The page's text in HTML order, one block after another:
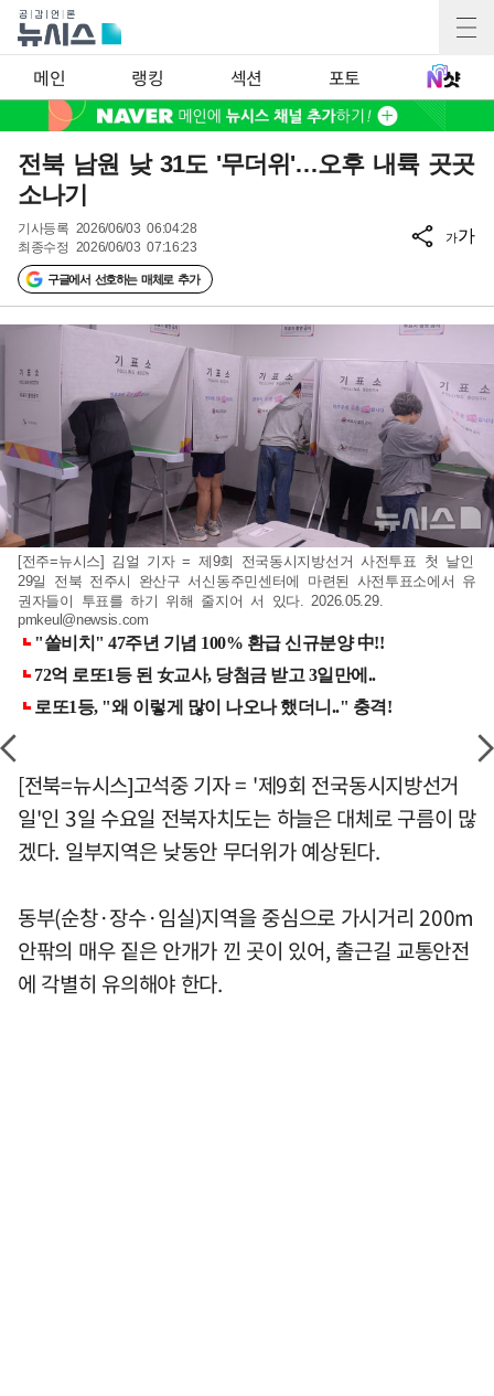
메인 랭킹 섹션 포토
전북 남원 낮 31도 '무더위'…오후 내륙 곳곳
소나기
기사등록 2026/06/03 06:04:28
최종수정 2026/06/03 07:16:23
구글에서 선호하는 매체로 추가
가가
[전주=뉴시스] 김얼 기자 = 제9회 전국동시지방선거 사전투표 첫 날인
29일 전북 전주시 완산구 서신동주민센터에 마련된 사전투표소에서 유
권자들이 투표를 하기 위해 줄지어 서 있다. 2026.05.29.
pmkeul@newsis.com
[전북=뉴시스]고석중 기자 = '제9회 전국동시지방선거
일'인 3일 수요일 전북자치도는 하늘은 대체로 구름이 많
겠다. 일부지역은 낮동안 무더위가 예상된다.
동부(순창·장수·임실)지역을 중심으로 가시거리 200m
안팎의 매우 짙은 안개가 낀 곳이 있어, 출근길 교통안전
에 각별히 유의해야 한다.